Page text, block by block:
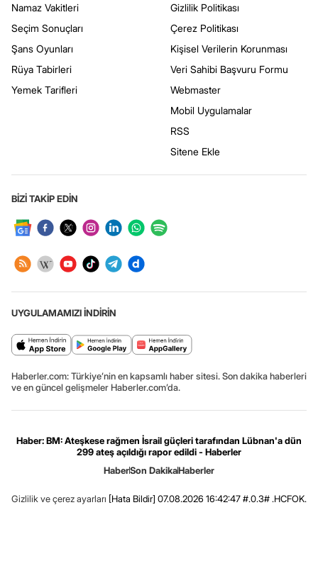
Namaz Vakitleri
Seçim Sonuçları
Şans Oyunları
Rüya Tabirleri
Yemek Tarifleri
Gizlilik Politikası
Çerez Politikası
Kişisel Verilerin Korunması
Veri Sahibi Başvuru Formu
Webmaster
Mobil Uygulamalar
RSS
Sitene Ekle
BİZİ TAKİP EDİN
UYGULAMAMIZI İNDİRİN
Haberler.com: Türkiye’nin en kapsamlı haber sitesi. Son dakika haberleri
ve en güncel gelişmeler Haberler.com’da.
Haber: BM: Ateşkese rağmen İsrail güçleri tarafından Lübnan'a dün
299 ateş açıldığı rapor edildi - Haberler
HaberSon DakikaHaberler
Gizlilik ve çerez ayarları [Hata Bildir] 07.08.2026 16:42:47 #.0.3# .HCFOK.